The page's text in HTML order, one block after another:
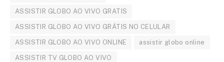
ASSISTIR GLOBO AO VIVO GRATIS
ASSISTIR GLOBO AO VIVO GRÁTIS NO CELULAR
ASSISTIR GLOBO AO VIVO ONLINE assistir globo online
ASSISTIR TV GLOBO AO VIVO